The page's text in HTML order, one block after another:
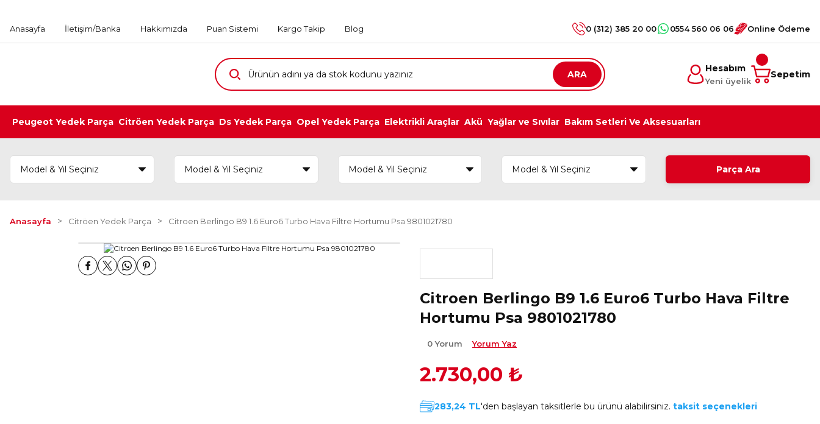
Anasayfa İletişim/Banka Hakkımızda Puan Sistemi Kargo Takip Blog 0 (312) 385 20 00 0554 560 06 06 Online Ödeme
ARA
Hesabım
Yeni üyelik
Sepetim
Peugeot Yedek Parça Citröen Yedek Parça Ds Yedek Parça Opel Yedek Parça Elektrikli Araçlar Akü Yağlar ve Sıvılar Bakım Setleri Ve Aksesuarları
Parça Ara
Anasayfa Citröen Yedek Parça Citroen Berlingo B9 1.6 Euro6 Turbo Hava Filtre Hortumu Psa 9801021780
Citroen Berlingo B9 1.6 Euro6 Turbo Hava Filtre
Hortumu Psa 9801021780
0 Yorum Yorum Yaz
2.730,00 ₺
283,24 TL'den başlayan taksitlerle bu ürünü alabilirsiniz. taksit seçenekleri